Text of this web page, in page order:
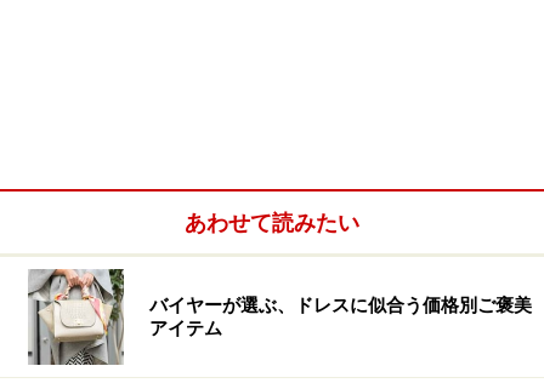
あわせて読みたい
バイヤーが選ぶ、ドレスに似合う価格別ご褒美
アイテム